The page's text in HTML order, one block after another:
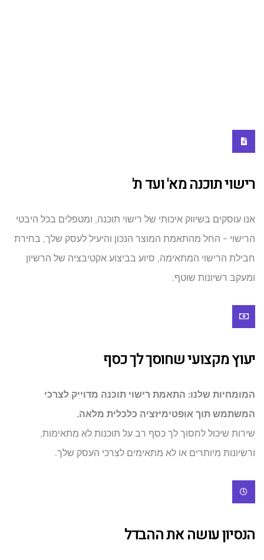
רישוי תוכנה מא' ועד ת'
אנו עוסקים בשיווק איכותי של רישוי תוכנה, ומטפלים בכל היבטי
הרישוי - החל מהתאמת המוצר הנכון והיעיל לעסק שלך, בחירת
חבילת הרישוי המתאימה, סיוע בביצוע אקטיבציה של הרשיון
ומעקב רשיונות שוטף.
יעוץ מקצועי שחוסך לך כסף
המומחיות שלנו: התאמת רישוי תוכנה מדוייק לצרכי
המשתמש תוך אופטימיזציה כלכלית מלאה.
שירות שיכול לחסוך לך כסף רב על תוכנות לא מתאימות,
ורשיונות מיותרים או לא מתאימים לצרכי העסק שלך.
הנסיון עושה את ההבדל